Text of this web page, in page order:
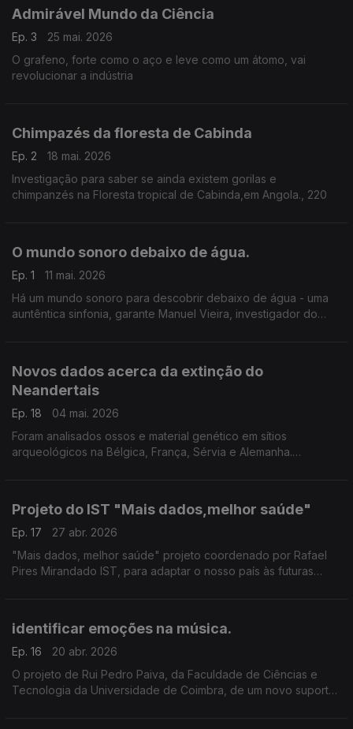
Admirável Mundo da Ciência
Ep. 3
25 mai. 2026
O grafeno, forte como o aço e leve como um átomo, vai
revolucionar a indústria
Chimpazés da floresta de Cabinda
Ep. 2
18 mai. 2026
Investigação para saber se ainda existem gorilas e
chimpanzés na Floresta tropical de Cabinda,em Angola., 220
O mundo sonoro debaixo de água.
Ep. 1
11 mai. 2026
Há um mundo sonoro para descobrir debaixo de água - uma
auntêntica sinfonia, garante Manuel Vieira, investigador do
Novos dados acerca da extinção do
Neandertais
Ep. 18
04 mai. 2026
Foram analisados ossos e material genético em sítios
arqueológicos na Bélgica, França, Sérvia e Alemanha.
Projeto do IST "Mais dados,melhor saúde"
Ep. 17
27 abr. 2026
"Mais dados, melhor saúde" projeto coordenado por Rafael
Pires Mirandado IST, para adaptar o nosso país às futuras
identificar emoções na música.
Ep. 16
20 abr. 2026
O projeto de Rui Pedro Paiva, da Faculdade de Ciências e
Tecnologia da Universidade de Coimbra, de um novo suporte